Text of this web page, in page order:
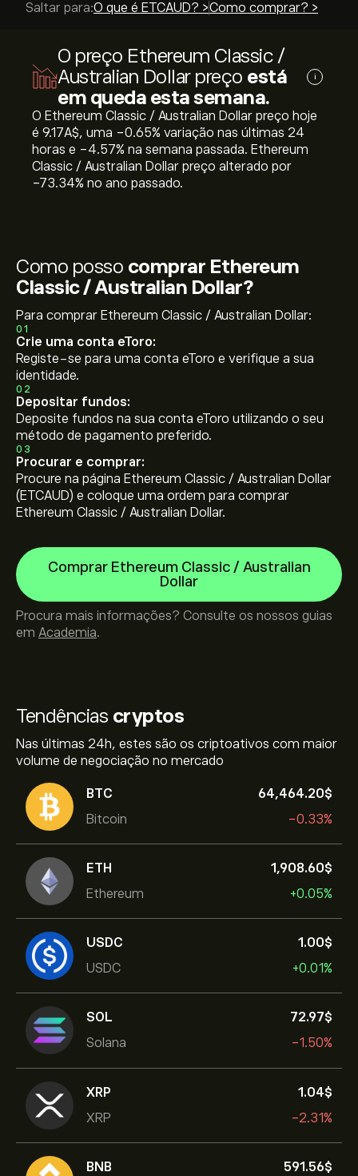
Tendências cryptos
Nas últimas 24h, estes são os criptoativos com maior
volume de negociação no mercado
BTC
Bitcoin
64,464.20‎$‎
-0.33%
ETH
Ethereum
1,908.60‎$‎
+0.05%
USDC
USDC
1.00‎$‎
+0.01%
SOL
Solana
72.97‎$‎
-1.50%
XRP
XRP
1.04‎$‎
-2.31%
BNB
591.56‎$‎
Saltar para:O que é ETCAUD? >Como comprar? >
O preço Ethereum Classic /
Australian Dollar preço está
em queda esta semana.
i
O Ethereum Classic / Australian Dollar preço hoje
é 9.17‎A$‎, uma ‎-0.65‎% variação nas últimas 24
horas e ‎-4.57‎% na semana passada. Ethereum
Classic / Australian Dollar preço alterado por
‎-73.34‎% no ano passado.
Como posso comprar Ethereum
Classic / Australian Dollar?
Para comprar Ethereum Classic / Australian Dollar:
01
Crie uma conta eToro:
Registe-se para uma conta eToro e verifique a sua
identidade.
02
Depositar fundos:
Deposite fundos na sua conta eToro utilizando o seu
método de pagamento preferido.
03
Procurar e comprar:
Procure na página Ethereum Classic / Australian Dollar
(ETCAUD) e coloque uma ordem para comprar
Ethereum Classic / Australian Dollar.
Comprar Ethereum Classic / Australian
Dollar
Procura mais informações? Consulte os nossos guias
em Academia.